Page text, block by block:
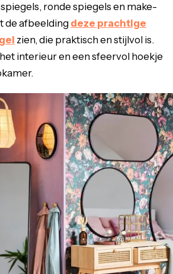
ronde spiegels en make-
de afbeelding deze prachtige
zien, die praktisch en stijlvol is.
interieur en een sfeervol hoekje